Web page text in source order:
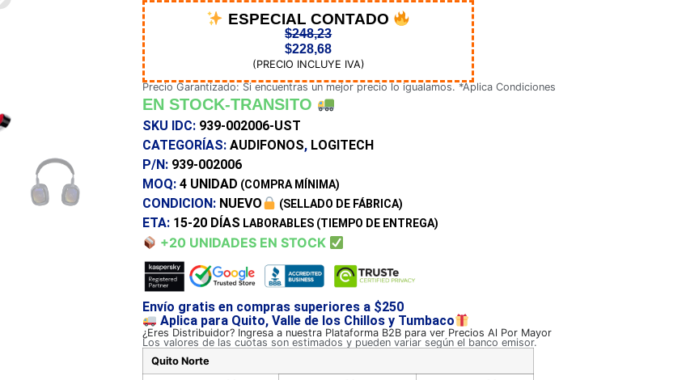
ESPECIAL CONTADO
$248,23
$228,68
(PRECIO INCLUYE IVA)
Precio Garantizado: Si encuentras un mejor precio lo igualamos. *Aplica Condiciones
EN STOCK-TRANSITO
SKU IDC: 939-002006-UST
CATEGORÍAS: AUDIFONOS, LOGITECH
P/N: 939-002006
MOQ: 4 UNIDAD (COMPRA MÍNIMA)
CONDICION: NUEVO (SELLADO DE FÁBRICA)
ETA: 15-20 DÍAS LABORABLES (TIEMPO DE ENTREGA)
+20 UNIDADES EN STOCK
Envío gratis en compras superiores a $250
Aplica para Quito, Valle de los Chillos y Tumbaco
¿Eres Distribuidor? Ingresa a nuestra Plataforma B2B para ver Precios Al Por Mayor
Los valores de las cuotas son estimados y pueden variar según el banco emisor.
Quito Norte